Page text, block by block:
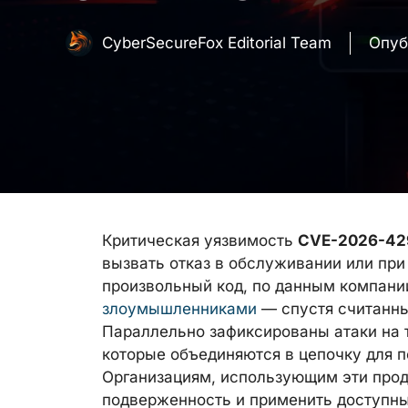
CyberSecureFox Editorial Team
Критическая уязвимость CVE-2026-
вызвать отказ в обслуживании или
произвольный код, по данным
злоумышленниками — спустя
Параллельно зафиксированы атаки на
которые объединяются в цепочку для
Организациям, использующим эти
подверженность и применить